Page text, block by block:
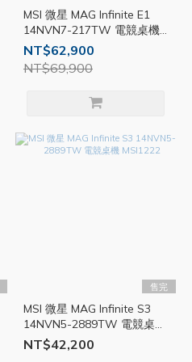
MSI 微星 MAG Infinite E1
14NVN7-217TW 電競桌機
MSI1217
NT$62,900
NT$69,900
售完
MSI 微星 MAG Infinite S3
14NVN5-2889TW 電競桌機
MSI1222
NT$42,200